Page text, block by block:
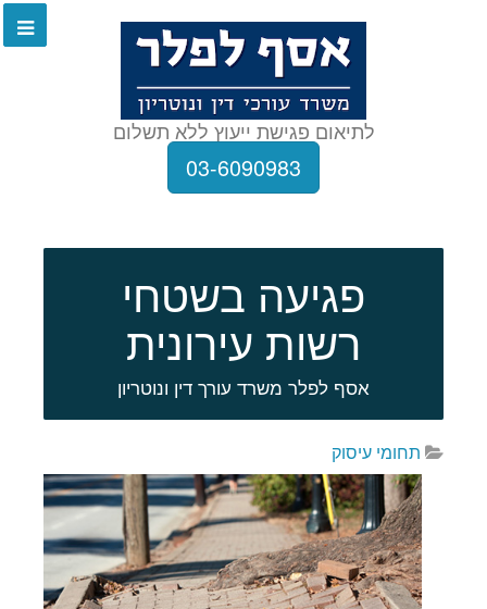
לתיאום פגישת ייעוץ ללא תשלום
03-6090983
פגיעה בשטחי
רשות עירונית
אסף לפלר משרד עורך דין ונוטריון
תחומי עיסוק